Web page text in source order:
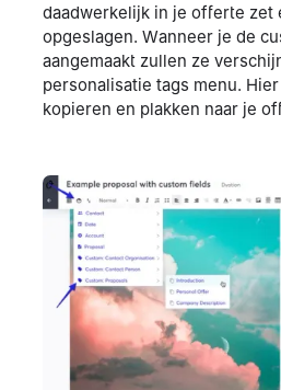
daadwerkelijk in je offerte zet
opgeslagen. Wanneer je de
aangemaakt zullen ze
personalisatie tags menu.
kopieren en plakken naar je